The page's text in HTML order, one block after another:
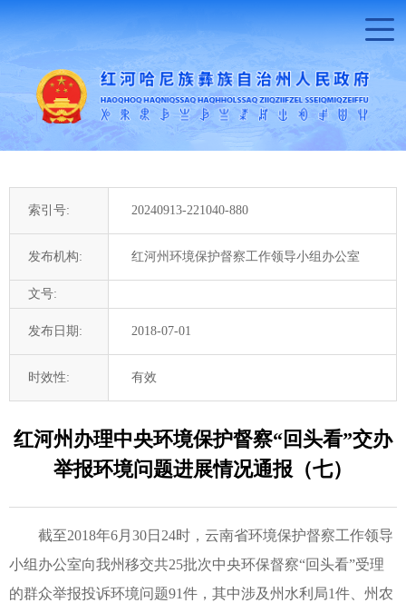
索引号: 20240913-221040-880
发布机构: 红河州环境保护督察工作领导小组办公室
文号:
发布日期: 2018-07-01
时效性: 有效
红河州办理中央环境保护督察“回头看”交办
举报环境问题进展情况通报（七）
截至2018年6月30日24时，云南省环境保护督察工作领导
小组办公室向我州移交共25批次中央环保督察“回头看”受理
的群众举报投诉环境问题91件，其中涉及州水利局1件、州农